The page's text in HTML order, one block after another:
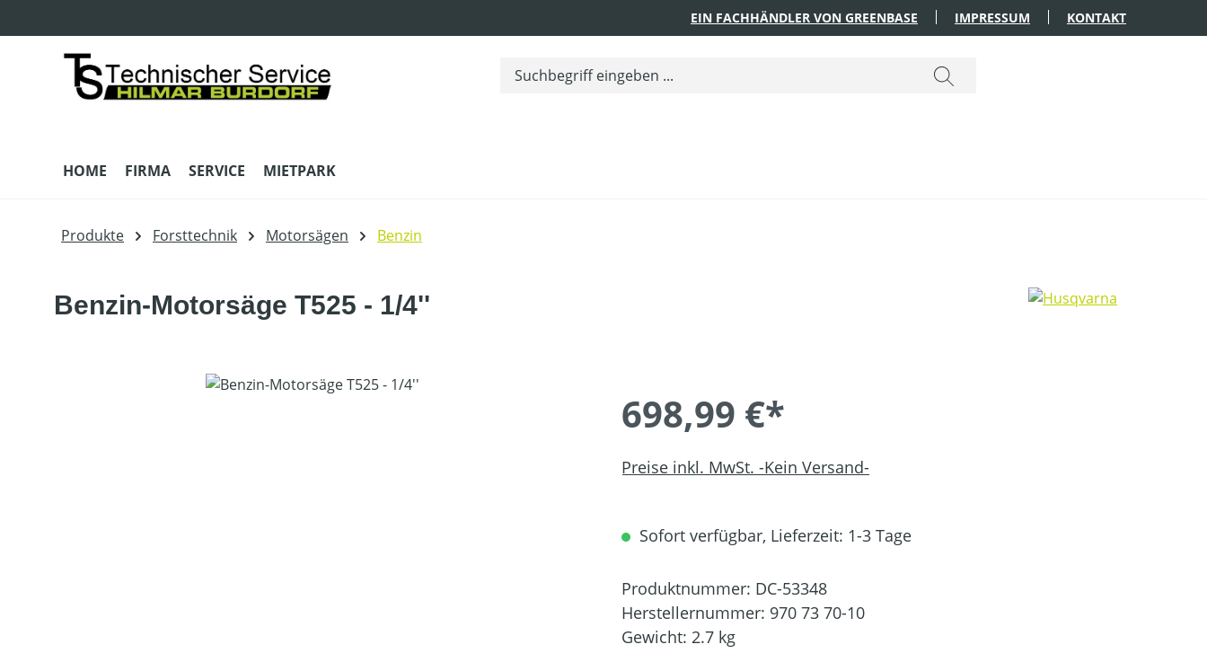
EIN FACHHÄNDLER VON GREENBASE IMPRESSUM KONTAKT
HOME FIRMA SERVICE MIETPARK
Produkte Forsttechnik Motorsägen Benzin
Benzin-Motorsäge T525 - 1/4''
Bildergalerie überspringen
698,99 €*
Preise inkl. MwSt. -Kein Versand-
Sofort verfügbar, Lieferzeit: 1-3 Tage
Produktnummer: DC-53348
Herstellernummer: 970 73 70-10
Gewicht: 2.7 kg